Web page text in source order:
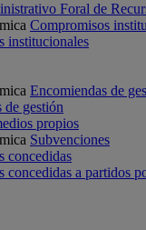
Foral de
Compromisos
institucionales
Encomiendas de
de gestión
propios
Subvenciones
concedidas
concedidas a partidos